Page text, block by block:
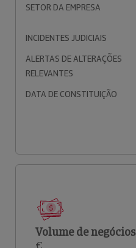
SETOR DA EMPRESA
INCIDENTES JUDICIAIS
ALERTAS DE ALTERAÇÕES
RELEVANTES
DATA DE CONSTITUIÇÃO
Volume de negócios